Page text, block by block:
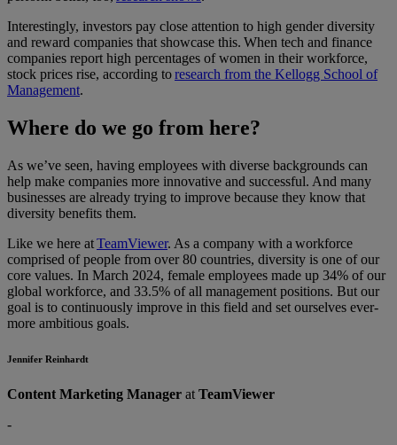
Interestingly, investors pay close attention to high gender diversity
and reward companies that showcase this. When tech and finance
companies report high percentages of women in their workforce,
stock prices rise, according toresearch from the Kellogg School of
Management.
Where do we go from here?
As we’ve seen, having employees with diverse backgrounds can
help make companies more innovative and successful. And many
businesses are already trying to improve because they know that
diversity benefits them.
Like we here atTeamViewer. As a company with a workforce
comprised of people from over 80 countries, diversity is one of our
core values. In March 2024, female employees made up 34% of our
global workforce, and 33.5% of all management positions. But our
goal is to continuously improve in this field and set ourselves ever-
more ambitious goals.
Jennifer Reinhardt
Content Marketing Manager at TeamViewer
-